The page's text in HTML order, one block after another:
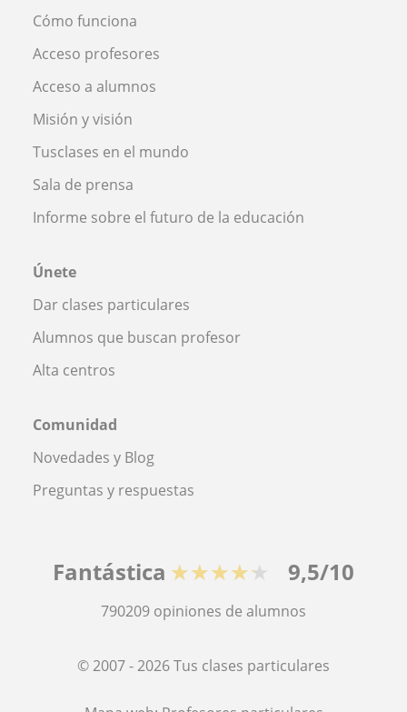
Cómo funciona
Acceso profesores
Acceso a alumnos
Misión y visión
Tusclases en el mundo
Sala de prensa
Informe sobre el futuro de la educación
Únete
Dar clases particulares
Alumnos que buscan profesor
Alta centros
Comunidad
Novedades y Blog
Preguntas y respuestas
Fantástica ★★★★★ 9,5/10
790209 opiniones de alumnos
© 2007 - 2026 Tus clases particulares